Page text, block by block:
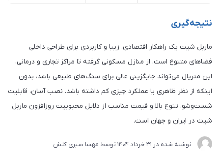
نتیجه‌گیری
ماربل شیت یک راهکار اقتصادی، زیبا و کاربردی برای طراحی داخلی
فضاهای متنوع است. از منازل مسکونی گرفته تا مراکز تجاری و درمانی،
این متریال می‌تواند جایگزینی عالی برای سنگ‌های طبیعی باشد، بدون
اینکه از نظر ظاهری یا عملکرد چیزی کم داشته باشد. نصب آسان، قابلیت
شست‌وشو، تنوع بالا و قیمت مناسب از دلایل محبوبیت روزافزون ماربل
شیت در ایران و جهان است.
نوشته شده در 31 خرداد 1404 توسط مهسا صبری کلش